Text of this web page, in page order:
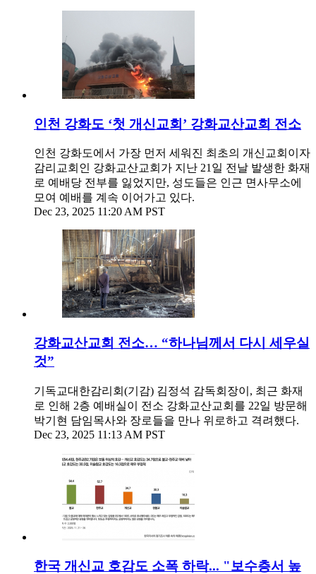
인천 강화도 ‘첫 개신교회’ 강화교산교회 전소
인천 강화도에서 가장 먼저 세워진 최초의 개신교회이자
감리교회인 강화교산교회가 지난 21일 전날 발생한 화재
로 예배당 전부를 잃었지만, 성도들은 인근 면사무소에
모여 예배를 계속 이어가고 있다.
Dec 23, 2025 11:20 AM PST
강화교산교회 전소… “하나님께서 다시 세우실
것”
기독교대한감리회(기감) 김정석 감독회장이, 최근 화재
로 인해 2층 예배실이 전소 강화교산교회를 22일 방문해
박기현 담임목사와 장로들을 만나 위로하고 격려했다.
Dec 23, 2025 11:13 AM PST
한국 개신교 호감도 소폭 하락... "보수층서 높